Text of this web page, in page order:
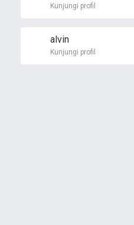
Kunjungi profil
alvin
Kunjungi profil